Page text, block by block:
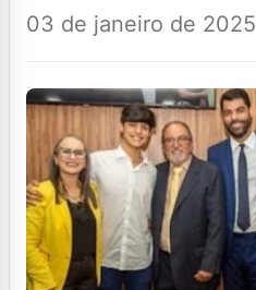
03 de janeiro de 2025